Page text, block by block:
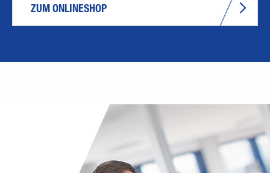
ZUM ONLINESHOP